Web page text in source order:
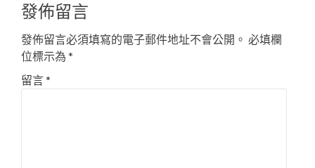
發佈留言
發佈留言必須填寫的電子郵件地址不會公開。 必填欄
位標示為 *
留言*